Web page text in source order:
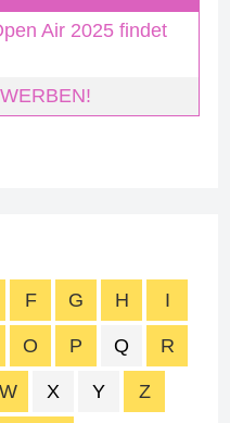
Air 2025 findet
F G H I
O P Q R
W X Y Z